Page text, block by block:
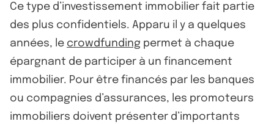
Ce type d’investissement immobilier fait partie
des plus confidentiels. Apparu il y a quelques
années, le crowdfunding permet à chaque
épargnant de participer à un financement
immobilier. Pour être financés par les banques
ou compagnies d’assurances, les promoteurs
immobiliers doivent présenter d’importants